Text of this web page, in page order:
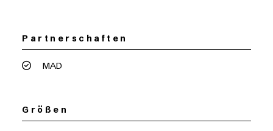
Partnerschaften
MAD
Größen